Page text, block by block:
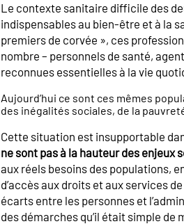
Le contexte sanitaire difficile des
indispensables au bien-être et à la
premiers de corvée », ces
nombre – personnels de santé,
reconnues essentielles à la vie
Aujourd’hui ce sont ces mêmes
des inégalités sociales, de la
Cette situation est insupportable
ne sont pas à la hauteur des enjeux
aux réels besoins des populations,
d’accès aux droits et aux services
écarts entre les personnes et
des démarches qu’il était simple de